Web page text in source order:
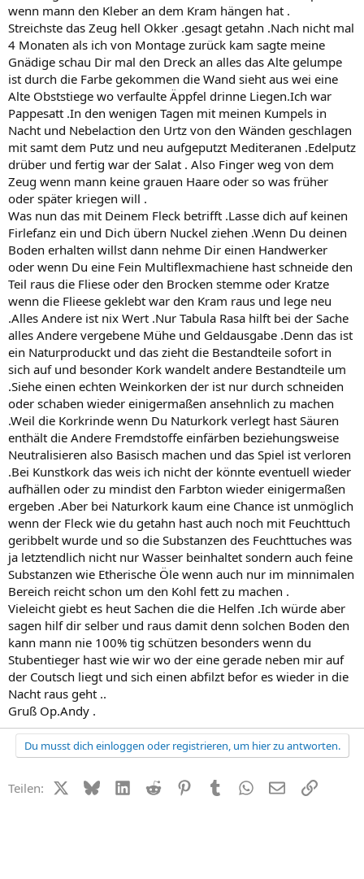
wenn mann den Kleber an dem Kram hängen hat .
Streichste das Zeug hell Okker .gesagt getahn .Nach nicht mal
4 Monaten als ich von Montage zurück kam sagte meine
Gnädige schau Dir mal den Dreck an alles das Alte gelumpe
ist durch die Farbe gekommen die Wand sieht aus wei eine
Alte Obststiege wo verfaulte Äppfel drinne Liegen.Ich war
Pappesatt .In den wenigen Tagen mit meinen Kumpels in
Nacht und Nebelaction den Urtz von den Wänden geschlagen
mit samt dem Putz und neu aufgeputzt Mediteranen .Edelputz
drüber und fertig war der Salat . Also Finger weg von dem
Zeug wenn mann keine grauen Haare oder so was früher
oder später kriegen will .
Was nun das mit Deinem Fleck betrifft .Lasse dich auf keinen
Firlefanz ein und Dich übern Nuckel ziehen .Wenn Du deinen
Boden erhalten willst dann nehme Dir einen Handwerker
oder wenn Du eine Fein Multiflexmachiene hast schneide den
Teil raus die Fliese oder den Brocken stemme oder Kratze
wenn die Flieese geklebt war den Kram raus und lege neu
.Alles Andere ist nix Wert .Nur Tabula Rasa hilft bei der Sache
alles Andere vergebene Mühe und Geldausgabe .Denn das ist
ein Naturproduckt und das zieht die Bestandteile sofort in
sich auf und besonder Kork wandelt andere Bestandteile um
.Siehe einen echten Weinkorken der ist nur durch schneiden
oder schaben wieder einigermaßen ansehnlich zu machen
.Weil die Korkrinde wenn Du Naturkork verlegt hast Säuren
enthält die Andere Fremdstoffe einfärben beziehungsweise
Neutralisieren also Basisch machen und das Spiel ist verloren
.Bei Kunstkork das weis ich nicht der könnte eventuell wieder
aufhällen oder zu mindist den Farbton wieder einigermaßen
ergeben .Aber bei Naturkork kaum eine Chance ist unmöglich
wenn der Fleck wie du getahn hast auch noch mit Feuchttuch
geribbelt wurde und so die Substanzen des Feuchttuches was
ja letztendlich nicht nur Wasser beinhaltet sondern auch feine
Substanzen wie Etherische Öle wenn auch nur im minnimalen
Bereich reicht schon um den Kohl fett zu machen .
Vieleicht giebt es heut Sachen die die Helfen .Ich würde aber
sagen hilf dir selber und raus damit denn solchen Boden den
kann mann nie 100% tig schützen besonders wenn du
Stubentieger hast wie wir wo der eine gerade neben mir auf
der Coutsch liegt und sich einen abfilzt befor es wieder in die
Nacht raus geht ..
Gruß Op.Andy .
Du musst dich einloggen oder registrieren, um hier zu antworten.
Teilen: X (Twitter)
BlueskyLinkedIn
Reddit PinterestTumblr WhatsApp
E-MailLink